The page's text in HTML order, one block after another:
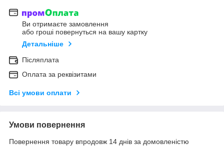
Ви отримаєте замовлення
або гроші повернуться на вашу картку
Детальніше
Післяплата
Оплата за реквізитами
Всі умови оплати
Умови повернення
Повернення товару впродовж 14 днів за домовленістю